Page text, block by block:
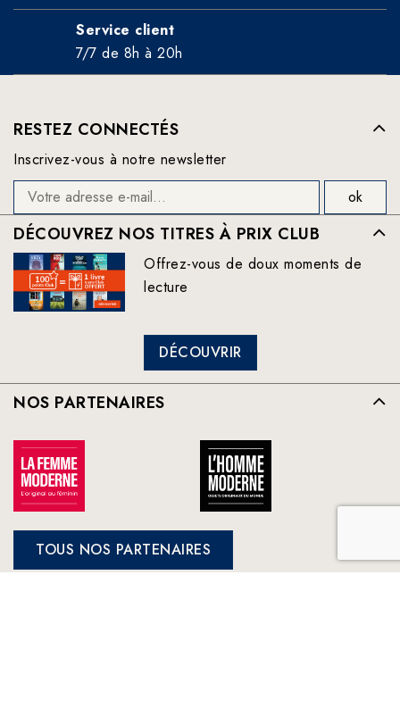
Service client
7/7 de 8h à 20h
RESTEZ CONNECTÉS
Inscrivez-vous à notre newsletter
DÉCOUVREZ NOS TITRES À PRIX CLUB
Offrez-vous de doux moments de
lecture
DÉCOUVRIR
NOS PARTENAIRES
TOUS NOS PARTENAIRES